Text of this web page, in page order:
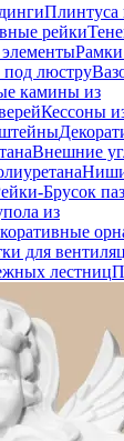
Плинтуса
рейки
Рамки
под люстру
камины из
Кессоны
Внешние
Брусок
из
для
лестниц